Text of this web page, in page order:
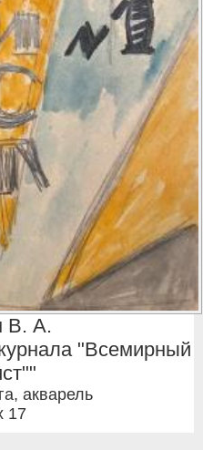
В. А.
"Всемирный
акварель
17